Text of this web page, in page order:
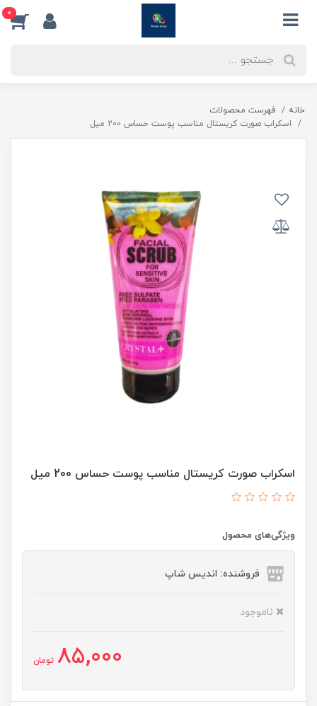
0
خانه
فهرست محصولات
اسکراب صورت کریستال مناسب پوست حساس 200 میل
اسکراب صورت کریستال مناسب پوست حساس 200 میل
ویژگی‌های محصول
فروشنده: اندیس شاپ
ناموجود
85,000 تومان